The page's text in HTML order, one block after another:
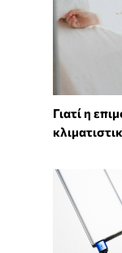
Γιατί η